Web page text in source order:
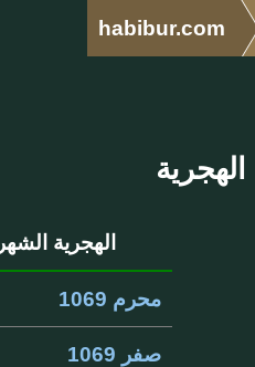
habibur.com
الهجرية الشهر
محرم 1069
صفر 1069